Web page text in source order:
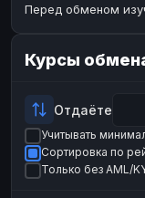
Payoneer
ЮMoney
Binance
Перед обменом
Курсы
Отдаёте
Учитывать
Сортировка по
Только без AML/